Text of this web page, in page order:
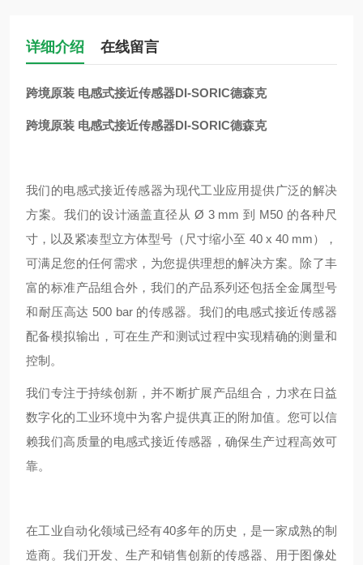
详细介绍 在线留言
跨境原装 电感式接近传感器DI-SORIC德森克
跨境原装 电感式接近传感器DI-SORIC德森克
我们的电感式接近传感器为现代工业应用提供广泛的解决
方案。我们的设计涵盖直径从 Ø 3 mm 到 M50 的各种尺
寸，以及紧凑型立方体型号（尺寸缩小至 40 x 40 mm），
可满足您的任何需求，为您提供理想的解决方案。除了丰
富的标准产品组合外，我们的产品系列还包括全金属型号
和耐压高达 500 bar 的传感器。我们的电感式接近传感器
配备模拟输出，可在生产和测试过程中实现精确的测量和
控制。
我们专注于持续创新，并不断扩展产品组合，力求在日益
数字化的工业环境中为客户提供真正的附加值。您可以信
赖我们高质量的电感式接近传感器，确保生产过程高效可
靠。
在工业自动化领域已经有40多年的历史，是一家成熟的制
造商。我们开发、生产和销售创新的传感器、用于图像处